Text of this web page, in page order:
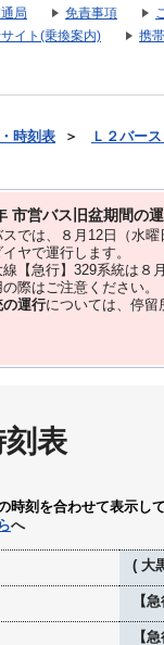
局 免責事項
イト(乗換案内)
携
時刻表 ＞ Ｌ２バー
市営バス旧盆期間の
では、８⽉12⽇（水曜
ヤで運⾏します。
【急行】329系統は８月
際はご注意ください。
の運行については、停留
刻表
時刻を合わせて表示し
へ
( 大
【
【